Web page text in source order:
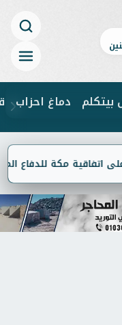
دماغ احزاب
ابحث
مكة للدفاع